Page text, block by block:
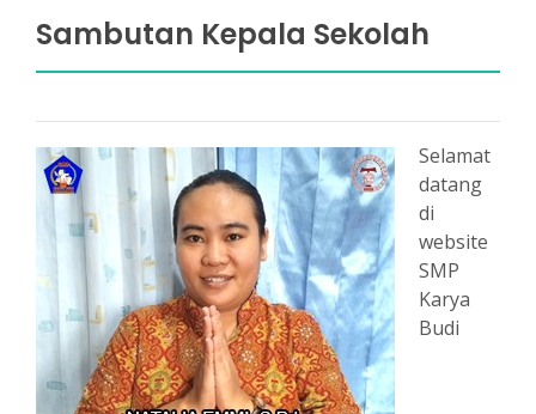
Sambutan Kepala Sekolah
Selamat
datang
di
website
SMP
Karya
Budi